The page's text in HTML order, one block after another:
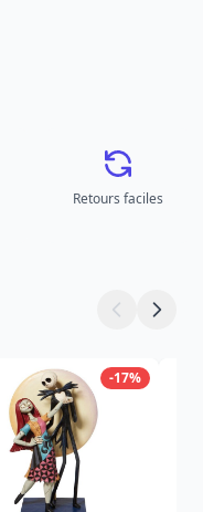
Retours faciles
-17%